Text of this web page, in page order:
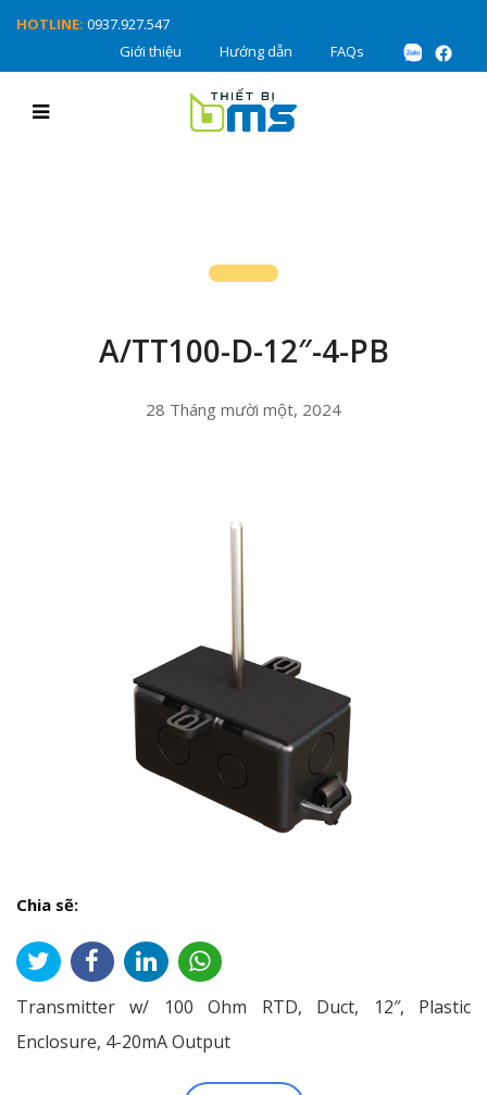
HOTLINE: 0937.927.547
Giới thiệu
Hướng dẫn FAQs
A/TT100-D-12″-4-PB
28 Tháng mười một, 2024
Chia sẽ:
Transmitter w/ 100 Ohm RTD, Duct, 12″, Plastic
Enclosure, 4-20mA Output